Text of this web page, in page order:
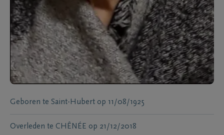
Geboren te Saint-Hubert op 11/08/1925
Overleden te CHÊNÉE op 21/12/2018